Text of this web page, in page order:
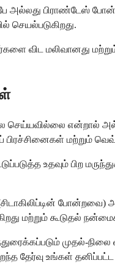
அல்லது பிராண்டேஸ்
செயல்படுகிறது.
விட மலிவானது
என்றால்
பிரச்சினைகள் மற்றும்
உதவும் பிற
போன்றவை)
மற்றும் கூடுதல்
முதல்-
தேர்வு உங்கள்